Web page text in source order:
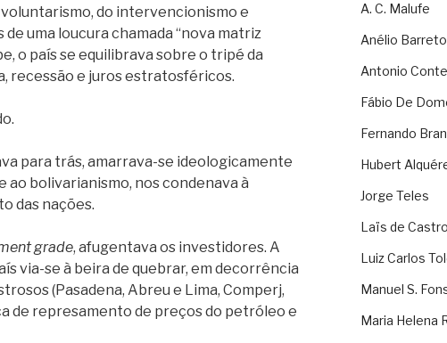
do intervencionismo e
uma loucura chamada “nova matriz
o país se equilibrava sobre o tripé da
recessão e juros estratosféricos.
para trás, amarrava-se ideologicamente
ao bolivarianismo, nos condenava à
das nações.
grade, afugentava os investidores. A
via-se à beira de quebrar, em decorrência
(Pasadena, Abreu e Lima, Comperj,
de represamento de preços do petróleo e
A. C. Malufe
Anélio Barreto
Antonio
Fábio De
Fernando
Hubert
Jorge Teles
Laïs de Castro
Luiz Carlos
Manuel S.
Maria Helena